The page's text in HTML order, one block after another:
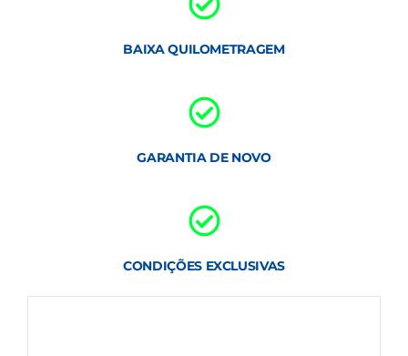
BAIXA QUILOMETRAGEM
GARANTIA DE NOVO
CONDIÇÕES EXCLUSIVAS